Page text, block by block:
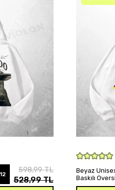
598,99 TL
528,99 TL
Beyaz
Baskılı
Sweatshirt